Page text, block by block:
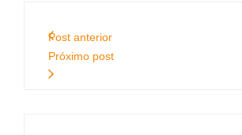
Post anterior
Próximo post